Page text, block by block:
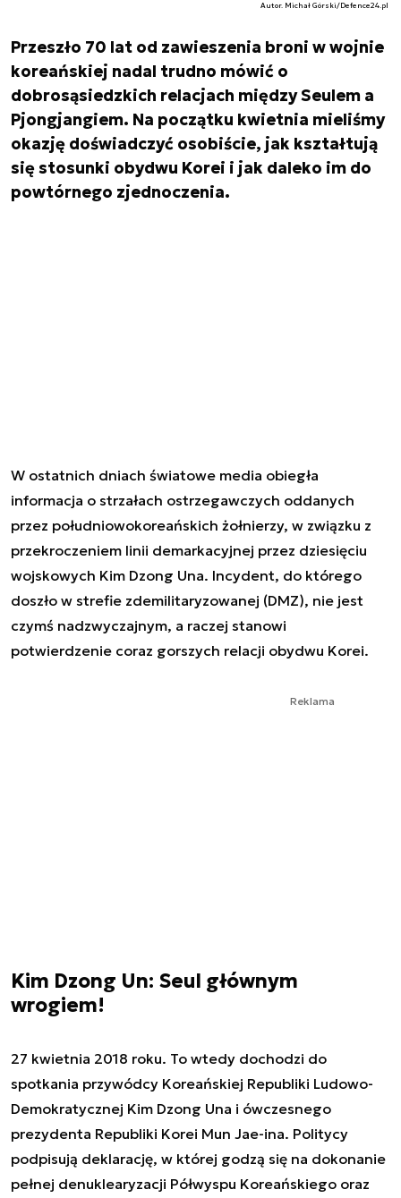
Autor. Michał Górski/Defence24.pl
Przeszło 70 lat od zawieszenia broni w wojnie
koreańskiej nadal trudno mówić o
dobrosąsiedzkich relacjach między Seulem a
Pjongjangiem. Na początku kwietnia mieliśmy
okazję doświadczyć osobiście, jak kształtują
się stosunki obydwu Korei i jak daleko im do
powtórnego zjednoczenia.
W ostatnich dniach światowe media obiegła
informacja o strzałach ostrzegawczych oddanych
przez południowokoreańskich żołnierzy, w związku z
przekroczeniem linii demarkacyjnej przez dziesięciu
wojskowych Kim Dzong Una. Incydent, do którego
doszło w strefie zdemilitaryzowanej (DMZ), nie jest
czymś nadzwyczajnym, a raczej stanowi
potwierdzenie coraz gorszych relacji obydwu Korei.
Reklama
Kim Dzong Un: Seul głównym
wrogiem!
27 kwietnia 2018 roku. To wtedy dochodzi do
spotkania przywódcy Koreańskiej Republiki Ludowo-
Demokratycznej Kim Dzong Una i ówczesnego
prezydenta Republiki Korei Mun Jae-ina. Politycy
podpisują deklarację, w której godzą się na dokonanie
pełnej denuklearyzacji Półwyspu Koreańskiego oraz